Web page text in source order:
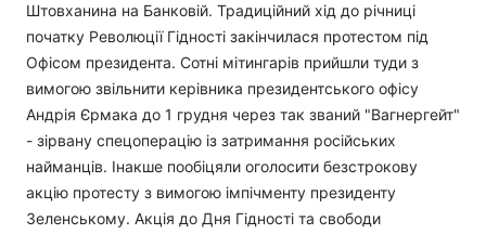
Штовханина на Банковій. Традиційний хід до річниці
початку Революції Гідності закінчилася протестом під
Офісом президента. Сотні мітингарів прийшли туди з
вимогою звільнити керівника президентського офісу
Андрія Єрмака до 1 грудня через так званий "Вагнергейт"
- зірвану спецоперацію із затримання російських
найманців. Інакше пообіцяли оголосити безстрокову
акцію протесту з вимогою імпічменту президенту
Зеленському. Акція до Дня Гідності та свободи